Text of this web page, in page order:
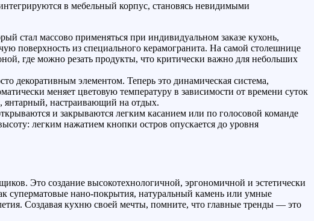
в мебельный корпус, становясь невидимыми
стал массово применяться при индивидуальном заказе кухонь,
поверхность из специального керамогранита. На самой столешнице
где можно резать продукты, что критически важно для небольших
декоративным элементом. Теперь это динамическая система,
меняет цветовую температуру в зависимости от времени суток
настраивающий на отдых.
и закрываются легким касанием или по голосовой команде
легким нажатием кнопки остров опускается до уровня
Это создание высокотехнологичной, эргономичной и эстетически
суперматовые нано-покрытия, натуральный камень или умные
Создавая кухню своей мечты, помните, что главные тренды — это